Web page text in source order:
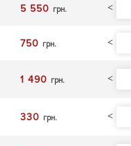
5 550 грн. <
750 грн. <
1 490 грн. <
330 грн. <